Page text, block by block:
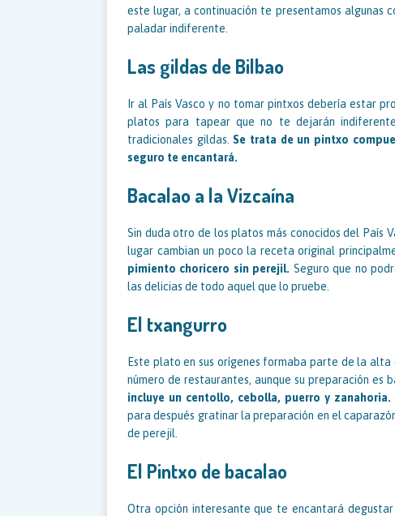
este lugar, a continuación te presentamos algunas
paladar indiferente.
Las gildas de Bilbao
Ir al País Vasco y no tomar pintxos debería estar
platos para tapear que no te dejarán
tradicionales gildas.Se trata de un pintxo
seguro te encantará.
Bacalao a la Vizcaína
Sin duda otro de los platos más conocidos del País
lugar cambian un poco la receta original
pimiento choricero sin perejil. Seguro que no
las delicias de todo aquel que lo pruebe.
El txangurro
Este plato en sus orígenes formaba parte de la
número de restaurantes, aunque su preparación es
incluye un centollo, cebolla, puerro y zanahoria.
para después gratinar la preparación en el
de perejil.
El Pintxo de bacalao
Otra opción interesante que te encantará